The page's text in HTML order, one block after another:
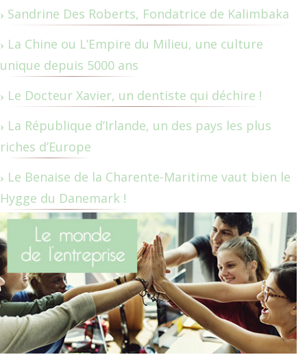
Sandrine Des Roberts, Fondatrice de Kalimbaka
La Chine ou L’Empire du Milieu, une culture
unique depuis 5000 ans
Le Docteur Xavier, un dentiste qui déchire !
La République d’Irlande, un des pays les plus
riches d’Europe
Le Benaise de la Charente-Maritime vaut bien le
Hygge du Danemark !